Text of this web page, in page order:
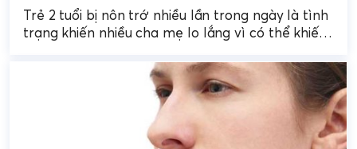
Trẻ 2 tuổi bị nôn trớ nhiều lần trong ngày là tình
trạng khiến nhiều cha mẹ lo lắng vì có thể khiến